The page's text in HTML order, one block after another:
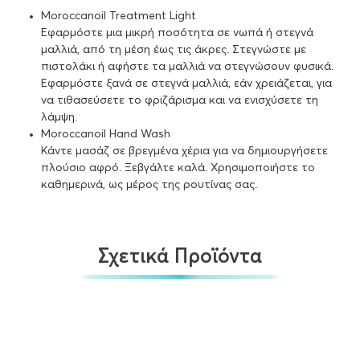
Moroccanoil Treatment Light
Εφαρμόστε μια μικρή ποσότητα σε νωπά ή στεγνά
μαλλιά, από τη μέση έως τις άκρες. Στεγνώστε με
πιστολάκι ή αφήστε τα μαλλιά να στεγνώσουν φυσικά.
Εφαρμόστε ξανά σε στεγνά μαλλιά, εάν χρειάζεται, για
να τιθασεύσετε το φριζάρισμα και να ενισχύσετε τη
λάμψη.
Moroccanoil Hand Wash
Κάντε μασάζ σε βρεγμένα χέρια για να δημιουργήσετε
πλούσιο αφρό. Ξεβγάλτε καλά. Χρησιμοποιήστε το
καθημερινά, ως μέρος της ρουτίνας σας.
Σχετικά Προϊόντα